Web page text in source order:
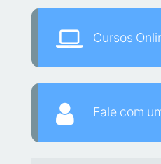
Cursos
Fale com